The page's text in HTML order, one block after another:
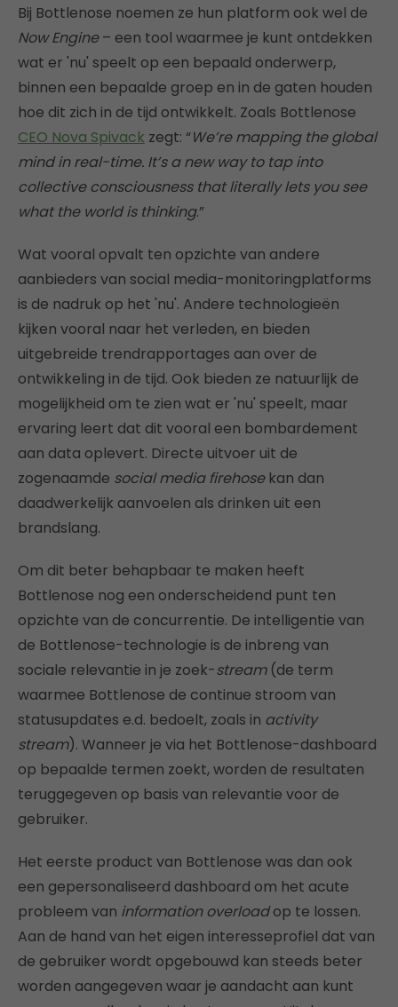
Bij Bottlenose noemen ze hun platform ook wel de
Now Engine– een tool waarmee je kunt ontdekken
wat er 'nu' speelt op een bepaald onderwerp,
binnen een bepaalde groep en in de gaten houden
hoe dit zich in de tijd ontwikkelt. Zoals Bottlenose
CEO Nova Spivack zegt: “We’re mapping the global
mind in real-time. It’s a new way to tap into
collective consciousness that literally lets you see
what the world is thinking.”
Wat vooral opvalt ten opzichte van andere
aanbieders van social media-monitoringplatforms
is de nadruk op het 'nu'. Andere technologieën
kijken vooral naar het verleden, en bieden
uitgebreide trendrapportages aan over de
ontwikkeling in de tijd. Ook bieden ze natuurlijk de
mogelijkheid om te zien wat er 'nu' speelt, maar
ervaring leert dat dit vooral een bombardement
aan data oplevert. Directe uitvoer uit de
zogenaamde social media firehosekan dan
daadwerkelijk aanvoelen als drinken uit een
brandslang.
Om dit beter behapbaar te maken heeft
Bottlenose nog een onderscheidend punt ten
opzichte van de concurrentie. De intelligentie van
de Bottlenose-technologie is de inbreng van
sociale relevantie in je zoek-stream(de term
waarmee Bottlenose de continue stroom van
statusupdates e.d. bedoelt, zoals in activity
stream). Wanneer je via het Bottlenose-dashboard
op bepaalde termen zoekt, worden de resultaten
teruggegeven op basis van relevantie voor de
gebruiker.
Het eerste product van Bottlenose was dan ook
een gepersonaliseerd dashboard om het acute
probleem van information overloadop te lossen.
Aan de hand van het eigen interesseprofiel dat van
de gebruiker wordt opgebouwd kan steeds beter
worden aangegeven waar je aandacht aan kunt